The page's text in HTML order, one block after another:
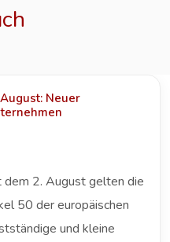
Neuer
2. August gelten die
50 der europäischen
und kleine